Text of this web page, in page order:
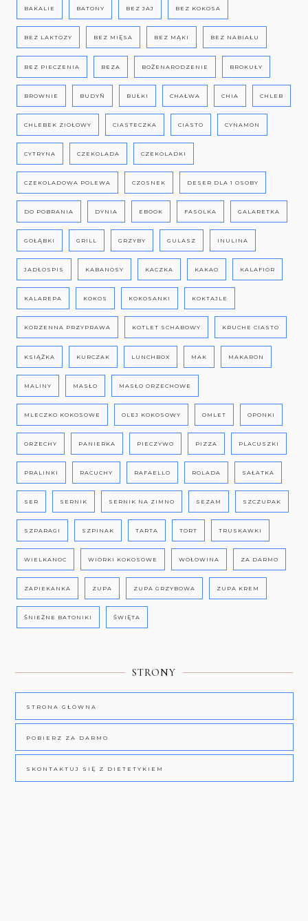
BAKALIE BATONY BEZ JAJ BEZ KOKOSA
BEZ LAKTOZY BEZ MIĘSA BEZ MĄKI BEZ NABIAŁU
BEZ PIECZENIA BEZA BOŻENARODZENIE BROKUŁY
BROWNIE BUDYŃ BUŁKI CHAŁWA CHIA CHLEB
CHLEBEK ZIOŁOWY CIASTECZKA CIASTO CYNAMON
CYTRYNA CZEKOLADA CZEKOLADKI
CZEKOLADOWA POLEWA CZOSNEK DESER DLA 1 OSOBY
DO POBRANIA DYNIA EBOOK FASOLKA GALARETKA
GOŁĄBKI GRILL GRZYBY GULASZ INULINA
JADŁOSPIS KABANOSY KACZKA KAKAO KALAFIOR
KALAREPA KOKOS KOKOSANKI KOKTAJLE
KORZENNA PRZYPRAWA KOTLET SCHABOWY KRUCHE CIASTO
KSIĄŻKA KURCZAK LUNCHBOX MAK MAKARON
MALINY MASŁO MASŁO ORZECHOWE
MLECZKO KOKOSOWE OLEJ KOKOSOWY OMLET OPONKI
ORZECHY PANIERKA PIECZYWO PIZZA PLACUSZKI
PRALINKI RACUCHY RAFAELLO ROLADA SAŁATKA
SER SERNIK SERNIK NA ZIMNO SEZAM SZCZUPAK
SZPARAGI SZPINAK TARTA TORT TRUSKAWKI
WIELKANOC WIÓRKI KOKOSOWE WOŁOWINA ZA DARMO
ZAPIEKANKA ZUPA ZUPA GRZYBOWA ZUPA KREM
ŚNIEŻNE BATONIKI ŚWIĘTA
STRONY
STRONA GŁÓWNA
POBIERZ ZA DARMO
SKONTAKTUJ SIĘ Z DIETETYKIEM